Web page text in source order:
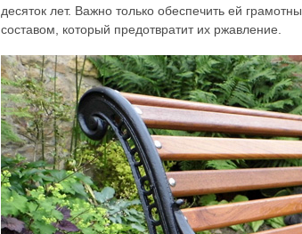
десяток лет. Важно только обеспечить ей
составом, который предотвратит их ржавление.